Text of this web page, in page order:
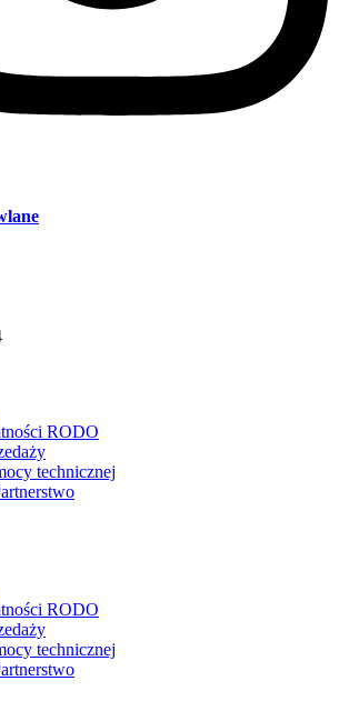
RODO
technicznej
RODO
technicznej